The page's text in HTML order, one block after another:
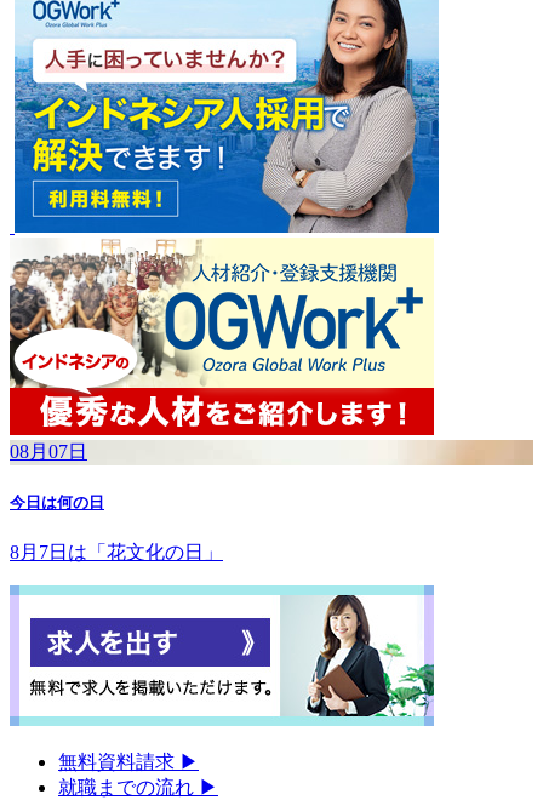
08月07日
今日は何の日
8月7日は「花文化の日」
無料資料請求 ▶︎
就職までの流れ ▶︎